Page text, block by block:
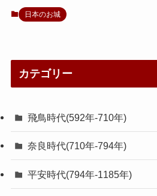
日本のお城
カテゴリー
飛鳥時代(592年-710年)
奈良時代(710年-794年)
平安時代(794年-1185年)